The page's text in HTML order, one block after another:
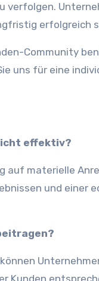
erfolgreich
Community
uns für eine
effektiv?
auf materielle
und einer
Kunden